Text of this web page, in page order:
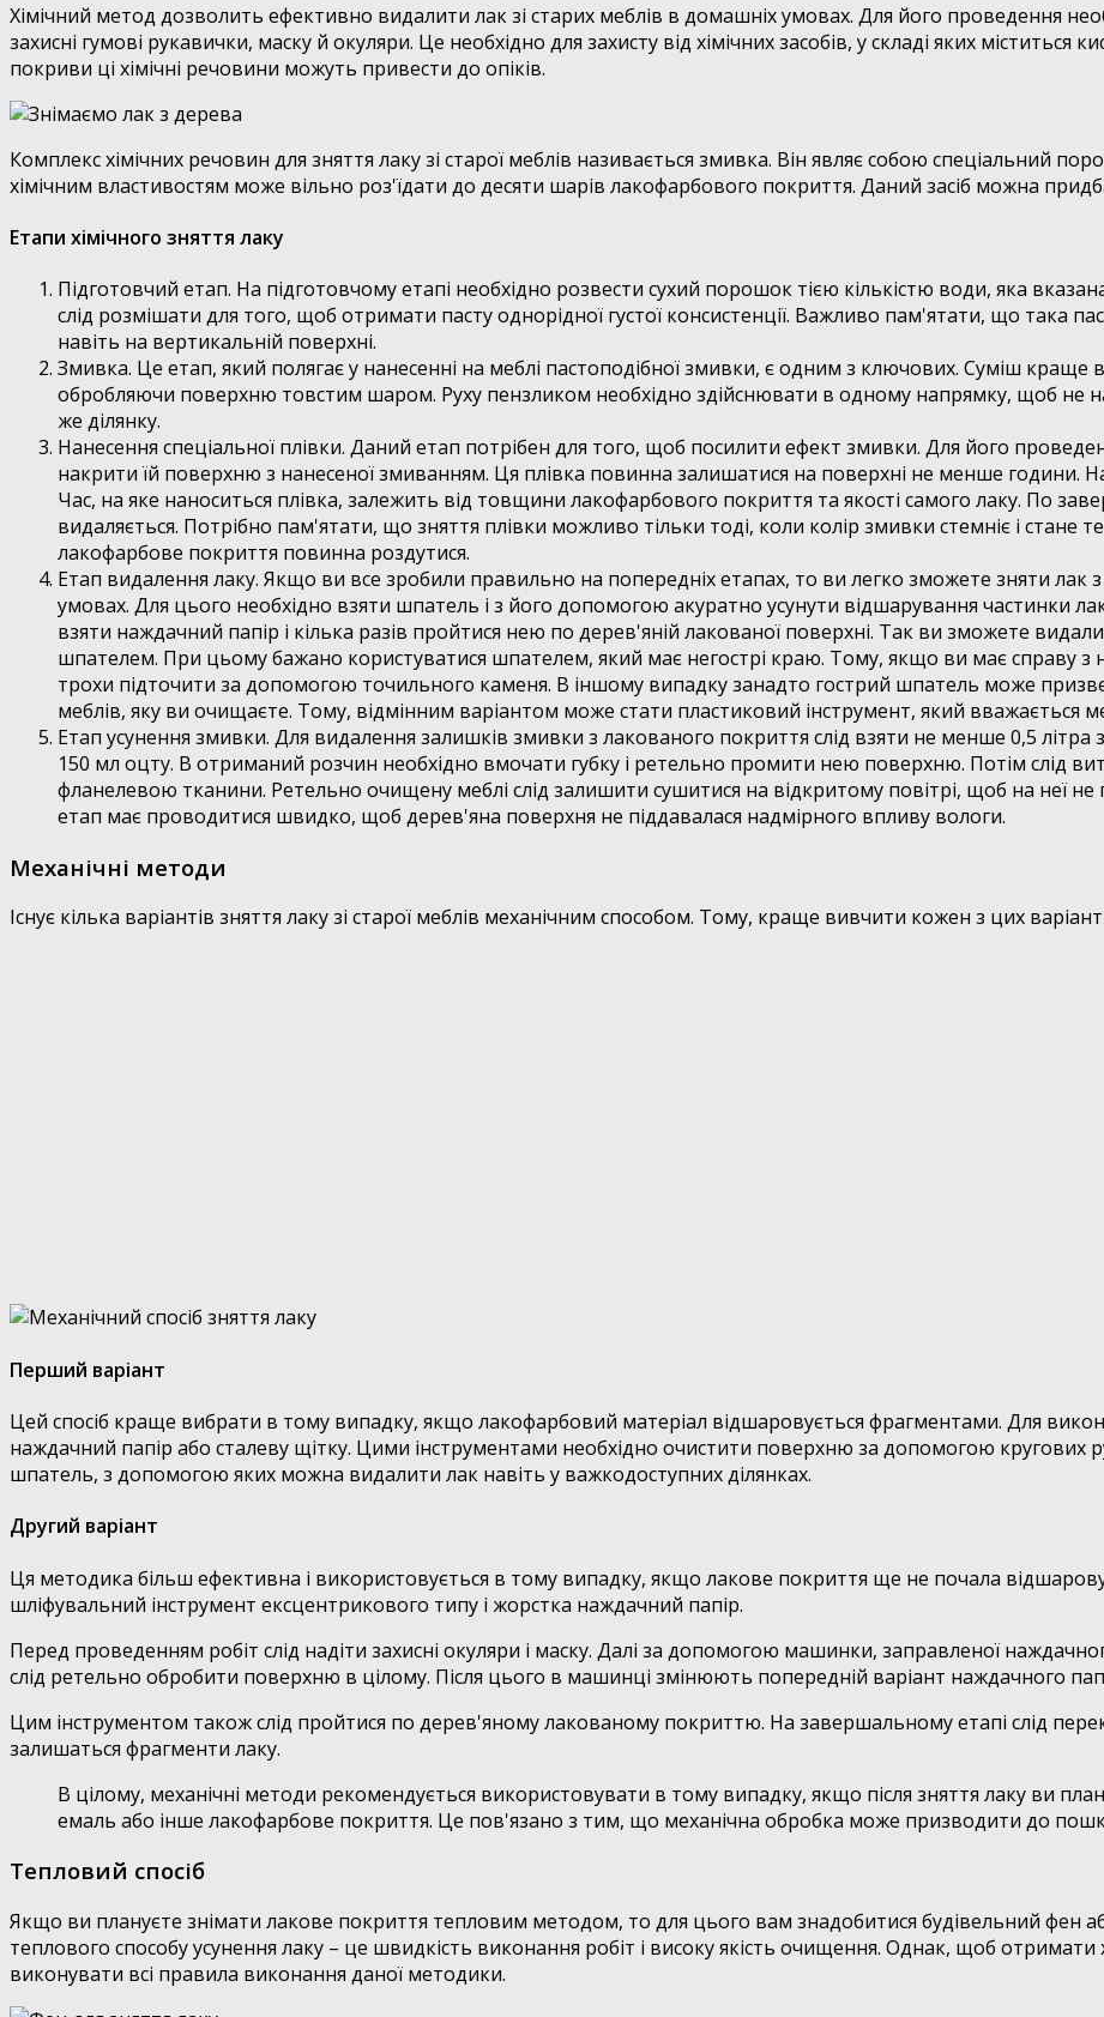
Хімічний метод дозволить ефективно видалити лак зі старих меблів в домашніх умовах. Для його проведення
захисні гумові рукавички, маску й окуляри. Це необхідно для захисту від хімічних засобів, у складі яких міститься
покриви ці хімічні речовини можуть привести до опіків.
Комплекс хімічних речовин для зняття лаку зі старої меблів називається змивка. Він являє собою спеціальний
хімічним властивостям може вільно роз'їдати до десяти шарів лакофарбового покриття. Даний засіб можна
Етапи хімічного зняття лаку
Підготовчий етап. На підготовчому етапі необхідно розвести сухий порошок тією кількістю води, яка
слід розмішати для того, щоб отримати пасту однорідної густої консистенції. Важливо пам'ятати, що така
навіть на вертикальній поверхні.
Змивка. Це етап, який полягає у нанесенні на меблі пастоподібної змивки, є одним з ключових. Суміш
обробляючи поверхню товстим шаром. Руху пензликом необхідно здійснювати в одному напрямку, щоб не
же ділянку.
Нанесення спеціальної плівки. Даний етап потрібен для того, щоб посилити ефект змивки. Для його
накрити їй поверхню з нанесеної змиванням. Ця плівка повинна залишатися на поверхні не менше години.
Час, на яке наноситься плівка, залежить від товщини лакофарбового покриття та якості самого лаку. По
видаляється. Потрібно пам'ятати, що зняття плівки можливо тільки тоді, коли колір змивки стемніє і
лакофарбове покриття повинна роздутися.
Етап видалення лаку. Якщо ви все зробили правильно на попередніх етапах, то ви легко зможете зняти лак з
умовах. Для цього необхідно взяти шпатель і з його допомогою акуратно усунути відшарування частинки
взяти наждачний папір і кілька разів пройтися нею по дерев'яній лакованої поверхні. Так ви зможете
шпателем. При цьому бажано користуватися шпателем, який має негострі краю. Тому, якщо ви має справу з
трохи підточити за допомогою точильного каменя. В іншому випадку занадто гострий шпатель може
меблів, яку ви очищаєте. Тому, відмінним варіантом може стати пластиковий інструмент, який вважається
Етап усунення змивки. Для видалення залишків змивки з лакованого покриття слід взяти не менше 0,5 літра
150 мл оцту. В отриманий розчин необхідно вмочати губку і ретельно промити нею поверхню. Потім слід
фланелевою тканини. Ретельно очищену меблі слід залишити сушитися на відкритому повітрі, щоб на неї
етап має проводитися швидко, щоб дерев'яна поверхня не піддавалася надмірного впливу вологи.
Механічні методи
Існує кілька варіантів зняття лаку зі старої меблів механічним способом. Тому, краще вивчити кожен з цих
Перший варіант
Цей спосіб краще вибрати в тому випадку, якщо лакофарбовий матеріал відшаровується фрагментами. Для
наждачний папір або сталеву щітку. Цими інструментами необхідно очистити поверхню за допомогою кругових
шпатель, з допомогою яких можна видалити лак навіть у важкодоступних ділянках.
Другий варіант
Ця методика більш ефективна і використовується в тому випадку, якщо лакове покриття ще не почала
шліфувальний інструмент ексцентрикового типу і жорстка наждачний папір.
Перед проведенням робіт слід надіти захисні окуляри і маску. Далі за допомогою машинки, заправленої
слід ретельно обробити поверхню в цілому. Після цього в машинці змінюють попередній варіант наждачного
Цим інструментом також слід пройтися по дерев'яному лакованому покриттю. На завершальному етапі слід
залишаться фрагменти лаку.
В цілому, механічні методи рекомендується використовувати в тому випадку, якщо після зняття лаку ви
емаль або інше лакофарбове покриття. Це пов'язано з тим, що механічна обробка може призводити до
Тепловий спосіб
Якщо ви плануєте знімати лакове покриття тепловим методом, то для цього вам знадобитися будівельний фен
теплового способу усунення лаку – це швидкість виконання робіт і високу якість очищення. Однак, щоб
виконувати всі правила виконання даної методики.